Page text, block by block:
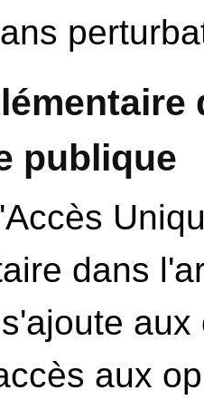
publique
dans
aux